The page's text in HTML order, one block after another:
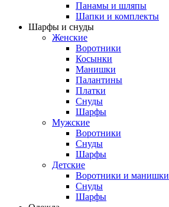
Панамы и шляпы
Шапки и комплекты
Шарфы и снуды
Женские
Воротники
Косынки
Манишки
Палантины
Платки
Снуды
Шарфы
Мужские
Воротники
Снуды
Шарфы
Детские
Воротники и манишки
Снуды
Шарфы